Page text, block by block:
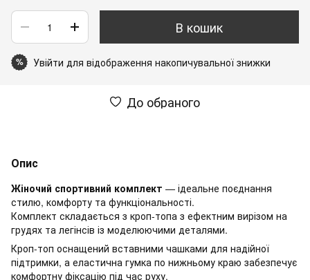
В кошик
% Увійти для відображення накопичувальної знижки
До обраного
Опис
Жіночий спортивний комплект — ідеальне поєднання
стилю, комфорту та функціональності.
Комплект складається з кроп-топа з ефектним вирізом на
грудях та легінсів із моделюючими деталями.
Кроп-топ оснащений вставними чашками для надійної
підтримки, а еластична гумка по нижньому краю забезпечує
комфортну фіксацію під час руху.